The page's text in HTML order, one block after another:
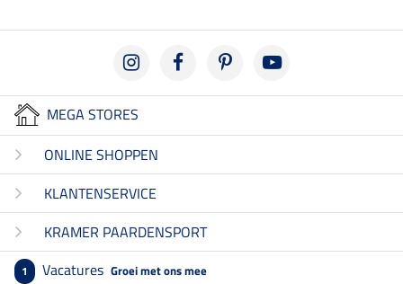
MEGA STORES
ONLINE SHOPPEN
KLANTENSERVICE
KRAMER PAARDENSPORT
1 Vacatures Groei met ons mee